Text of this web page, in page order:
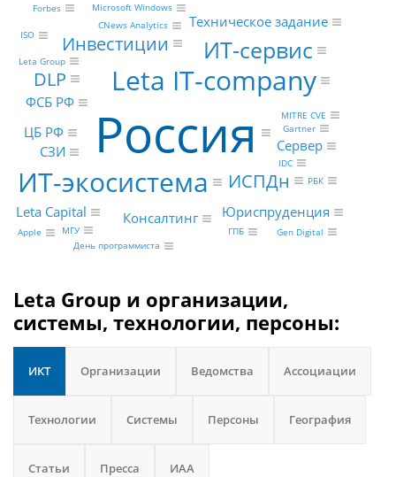
Россия
Leta IT-company
ИТ-экосистема
ИТ-сервис
ИСПДн
Инвестиции
DLP
Leta Capital Консалтинг Юриспруденция
ФСБ РФ
ЦБ РФ
СЗИ
Сервер
Техническое задание
MITRE CVE
CNews Analytics
Microsoft Windows
IDC
ISO
Gartner
Leta Group
Apple МГУ ГПБ Gen Digital
Forbes
РБК
День программиста
Leta Group и организации,
системы, технологии, персоны:
ИКТ Организации Ведомства Ассоциации
Технологии Системы Персоны География
Статьи Пресса ИАА